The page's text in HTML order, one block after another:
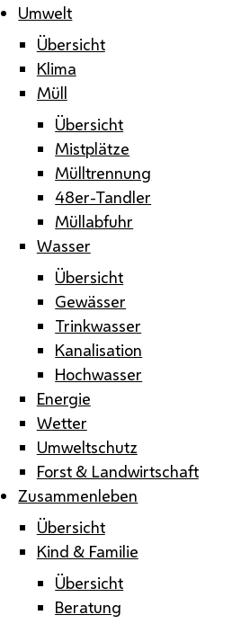
Umwelt
Übersicht
Klima
Müll
Übersicht
Mistplätze
Mülltrennung
48er-Tandler
Müllabfuhr
Wasser
Übersicht
Gewässer
Trinkwasser
Kanalisation
Hochwasser
Energie
Wetter
Umweltschutz
Forst & Landwirtschaft
Zusammenleben
Übersicht
Kind & Familie
Übersicht
Beratung